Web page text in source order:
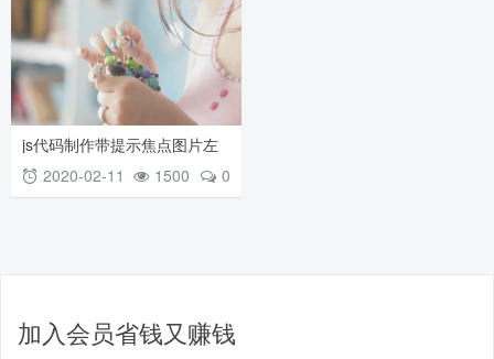
js代码制作带提示焦点图片左
2020-02-11 0
1500
加入会员省钱又赚钱